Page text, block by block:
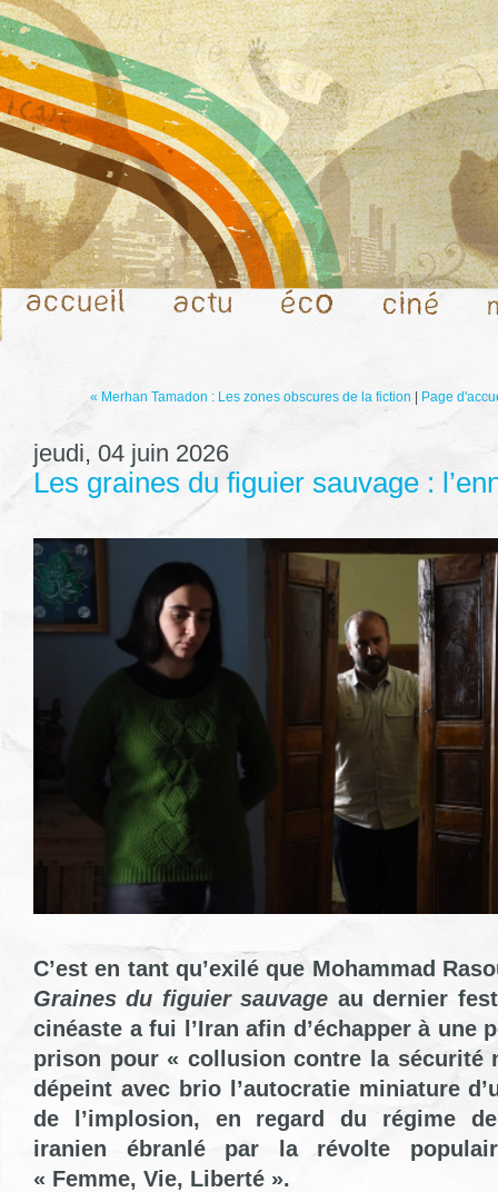
« Merhan Tamadon : Les zones obscures de la fiction Page
jeudi, 04 juin 2026
Les graines du figuier sauvage :
C’est en tant qu’exilé que Mohammad
Graines du figuiersauvage au dernier
cinéaste a fui l’Iran afin d’échapper à une
prison pour « collusion contre la sécurité
dépeint avec brio l’autocratie miniature
de l’implosion, en regard du régime
iranien ébranlé par la révolte
« Femme, Vie, Liberté ».